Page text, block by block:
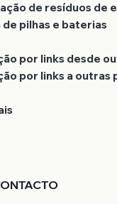
de resíduos de
pilhas e baterias
por links desde
por links a outras